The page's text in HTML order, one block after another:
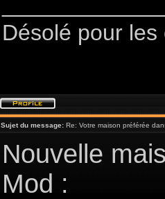
Désolé pour
Sujet du message: Re: Votre maison préférée
Nouvelle
Mod :